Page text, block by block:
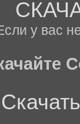
у вас